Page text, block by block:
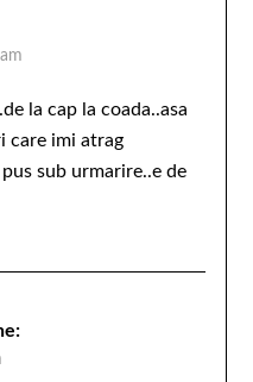
la cap la coada..asa
care imi atrag
sub urmarire..e de